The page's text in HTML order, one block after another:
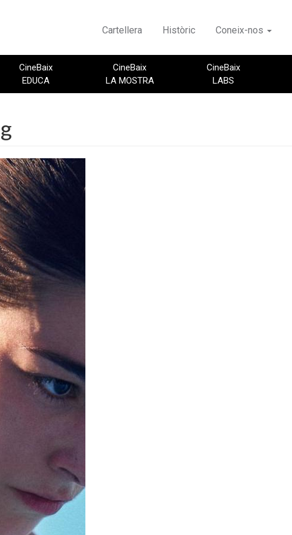
Cartellera Històric Coneix-nos
CineBaix
EDUCA
CineBaix
LA MOSTRA
CineBaix
LABS